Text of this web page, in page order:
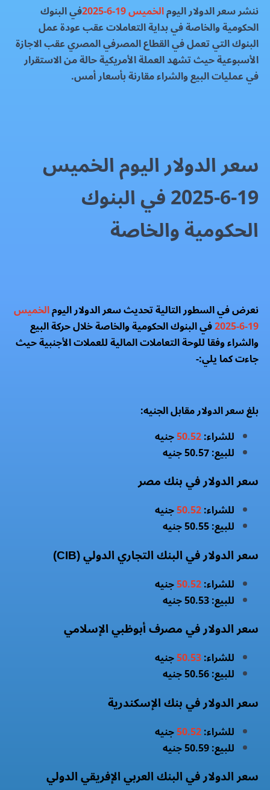
ننشر سعر الدولار اليومالخميس 19-6-2025 في البنوك
الحكومية والخاصة في بداية التعاملات عقب عودة عمل
البنوك التي تعمل في القطاع المصرفي المصري عقب الاجازة
الأسبوعية حيث تشهد العملة الأمريكية حالة من الاستقرار
في عمليات البيع والشراء مقارنة بأسعار أمس.
سعر الدولار اليوم الخميس
19-6-2025 في البنوك
الحكومية والخاصة
نعرض في السطور التالية تحديث سعر الدولار اليومالخميس
19-6-2025 في البنوك الحكومية والخاصة خلال حركة البيع
والشراء وفقا للوحة التعاملات المالية للعملات الأجنبية حيث
جاءت كما يلي:-
بلغ سعر الدولار مقابل الجنيه:
للشراء:50.52جنيه
للبيع: 50.57 جنيه
سعر الدولار في بنك مصر
للشراء:50.52جنيه
للبيع: 50.55 جنيه
سعر الدولار في البنك التجاري الدولي (CIB)
للشراء:50.52جنيه
للبيع: 50.53 جنيه
سعر الدولار في مصرف أبوظبي الإسلامي
للشراء:50.53جنيه
للبيع: 50.56 جنيه
سعر الدولار في بنك الإسكندرية
للشراء:50.52جنيه
للبيع: 50.59 جنيه
سعر الدولار في البنك العربي الإفريقي الدولي